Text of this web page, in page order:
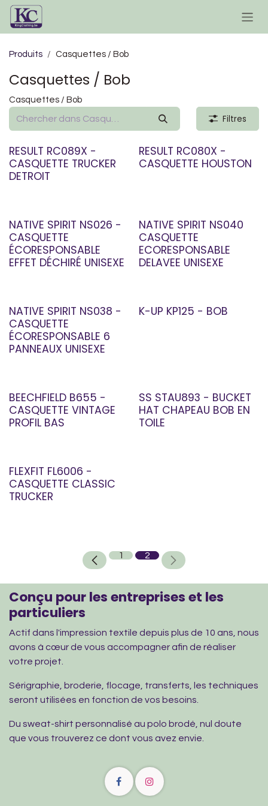
Se rendre au contenu
Produits Casquettes / Bob
Casquettes / Bob
Casquettes / Bob
Filtres
RESULT RC089X -
CASQUETTE TRUCKER
DETROIT
RESULT RC080X -
CASQUETTE HOUSTON
NATIVE SPIRIT NS026 -
CASQUETTE
ÉCORESPONSABLE
EFFET DÉCHIRÉ UNISEXE
NATIVE SPIRIT NS040
CASQUETTE
ECORESPONSABLE
DELAVEE UNISEXE
NATIVE SPIRIT NS038 -
CASQUETTE
ÉCORESPONSABLE 6
PANNEAUX UNISEXE
K-UP KP125 - BOB
BEECHFIELD B655 -
CASQUETTE VINTAGE
PROFIL BAS
SS STAU893 - BUCKET
HAT CHAPEAU BOB EN
TOILE
FLEXFIT FL6006 -
CASQUETTE CLASSIC
TRUCKER
1 2
Conçu pour les entreprises et les
particuliers
Actif dans l'impression textile depuis plus de 10 ans, nous
avons à cœur de vous accompagner afin de réaliser
votre projet.
Sérigraphie, broderie, flocage, transferts, les techniques
seront utilisées en fonction de vos besoins.
Du sweat-shirt personnalisé au polo brodé, nul doute
que vous trouverez ce dont vous avez envie.